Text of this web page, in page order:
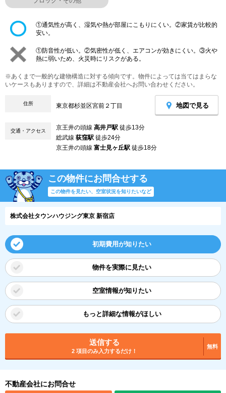
①通気性が高く、湿気や熱が部屋にこもりにくい。②家賃が比較的
安い。
①防音性が低い。②気密性が低く、エアコンが効きにくい。③火や
熱に弱いため、火災時にリスクがある。
※あくまで一般的な建物構造に対する傾向です。物件によっては当てはまらな
いケースもありますので、詳細は不動産会社へお問い合わせください。
住所 東京都杉並区宮前２丁目 地図で見る
交通・アクセス 京王井の頭線 高井戸駅 徒歩13分
総武線 荻窪駅 徒歩24分
京王井の頭線 富士見ヶ丘駅 徒歩18分
この物件にお問合せする
この物件を見たい、空室状況を知りたいなど
株式会社タウンハウジング東京 新宿店
初期費用が知りたい
物件を実際に見たい
空室情報が知りたい
もっと詳細な情報がほしい
送信する
2 項目のみ入力するだけ！
無料
不動産会社にお問合せ